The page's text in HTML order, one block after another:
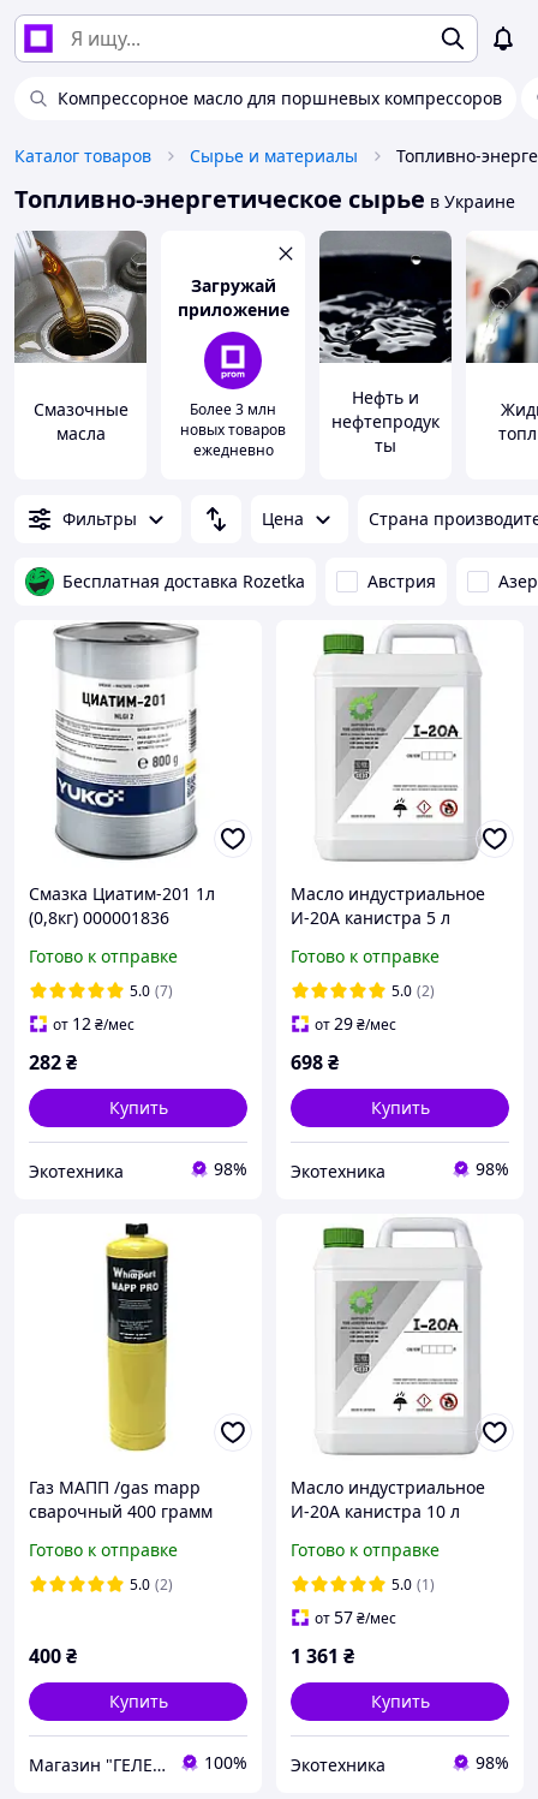
Компрессорное масло для поршневых компрессоров
Каталог товаров Сырье и материалы Топливно-
Топливно-энергетическое сырье в Украине
Смазочные
масла
Загружай
приложение
Более 3 млн
новых товаров
ежедневно
Нефть и
нефтепродук
ты
Фильтры Цена Страна
Бесплатная доставка Rozetka Австрия
Смазка Циатим-201 1л
(0,8кг) 000001836
Готово к отправке
5.0 (7)
от 12₴/мес
282₴
Купить
Экотехника 98%
Масло индустриальное
И-20А канистра 5 л
Готово к отправке
5.0 (2)
от29₴/мес
698₴
Купить
Экотехника 98%
Газ МАПП /gas mapp
сварочный 400 грамм
Готово к отправке
5.0 (2)
400₴
Купить
Магазин "ГЕЛЕОС ПЛЮС" 100%
Масло индустриальное
И-20А канистра 10 л
Готово к отправке
5.0 (1)
от57₴/мес
1 361 ₴
Купить
Экотехника 98%